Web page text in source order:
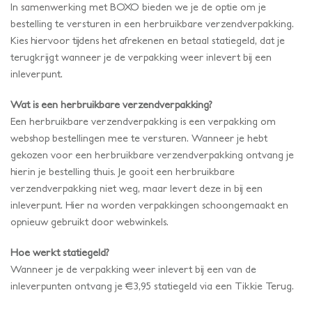
In samenwerking met BOXO bieden we je de optie om je
bestelling te versturen in een herbruikbare verzendverpakking.
Kies hiervoor tijdens het afrekenen en betaal statiegeld, dat je
terugkrijgt wanneer je de verpakking weer inlevert bij een
inleverpunt.
Wat is een herbruikbare verzendverpakking?
Een herbruikbare verzendverpakking is een verpakking om
webshop bestellingen mee te versturen. Wanneer je hebt
gekozen voor een herbruikbare verzendverpakking ontvang je
hierin je bestelling thuis. Je gooit een herbruikbare
verzendverpakking niet weg, maar levert deze in bij een
inleverpunt. Hier na worden verpakkingen schoongemaakt en
opnieuw gebruikt door webwinkels.
Hoe werkt statiegeld?
Wanneer je de verpakking weer inlevert bij een van de
inleverpunten ontvang je €3,95 statiegeld via een Tikkie Terug.